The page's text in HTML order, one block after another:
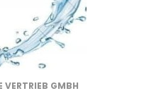
VERTRIEB GMBH